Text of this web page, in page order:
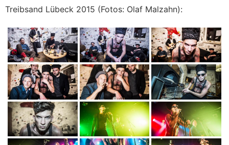
Treibsand Lübeck 2015 (Fotos: Olaf Malzahn):